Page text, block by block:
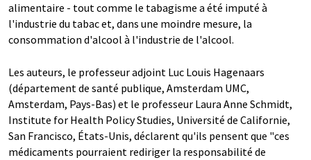
alimentaire - tout comme le tabagisme a été imputé à
l'industrie du tabac et, dans une moindre mesure, la
consommation d'alcool à l'industrie de l'alcool.
Les auteurs, le professeur adjoint Luc Louis Hagenaars
(département de santé publique, Amsterdam UMC,
Amsterdam, Pays-Bas) et le professeur Laura Anne Schmidt,
Institute for Health Policy Studies, Université de Californie,
San Francisco, États-Unis, déclarent qu'ils pensent que "ces
médicaments pourraient rediriger la responsabilité de